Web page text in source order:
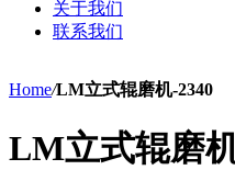
关于我们
联系我们
Home/LM立式辊磨机-2340
LM立式辊磨